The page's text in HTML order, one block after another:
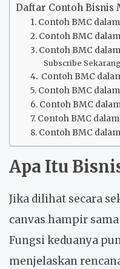
Daftar Contoh Bisnis
1. Contoh BMC
2. Contoh BMC
3. Contoh BMC
Subscribe Sekarang
4. Contoh BMC
5. Contoh BMC
6. Contoh BMC
7. Contoh BMC
8. Contoh BMC
Apa Itu
Jika dilihat secara
canvas hampir
Fungsi keduanya
menjelaskan